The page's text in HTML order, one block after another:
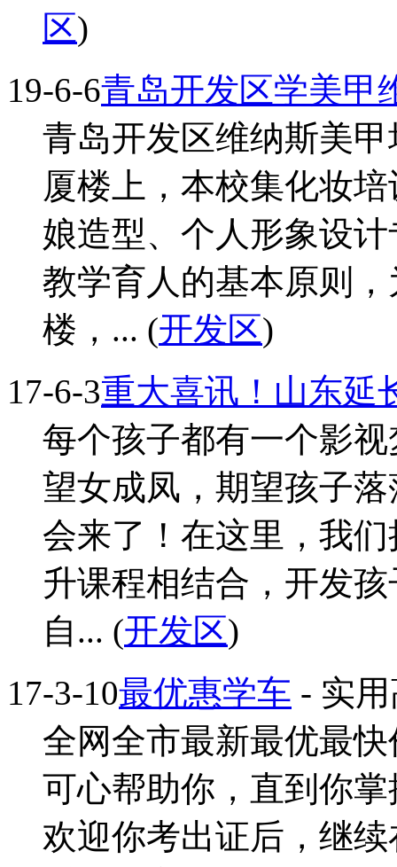
区)
19-6-6青岛开发区学美甲
青岛开发区维纳斯美
厦楼上，本校集化妆
娘造型、个人形象设
教学育人的基本原则
楼，... (开发区)
17-6-3重大喜讯！山东延
每个孩子都有一个影
望女成凤，期望孩子
会来了！在这里，我
升课程相结合，开发
自... (开发区)
17-3-10最优惠学车 - 实
全网全市最新最优最
可心帮助你，直到你
欢迎你考出证后，继